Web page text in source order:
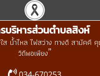
บริหารส่วนตำบลสิงห์
ใส น้ำไหล ไฟสว่าง ทางดี สามัคคี
วิถีพอเพียง”